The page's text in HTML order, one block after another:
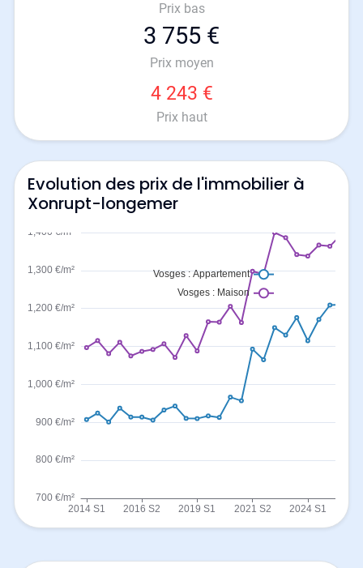
Prix bas
3 755 €
Prix moyen
4 243 €
Prix haut
Evolution des prix de l'immobilier à
Xonrupt-longemer